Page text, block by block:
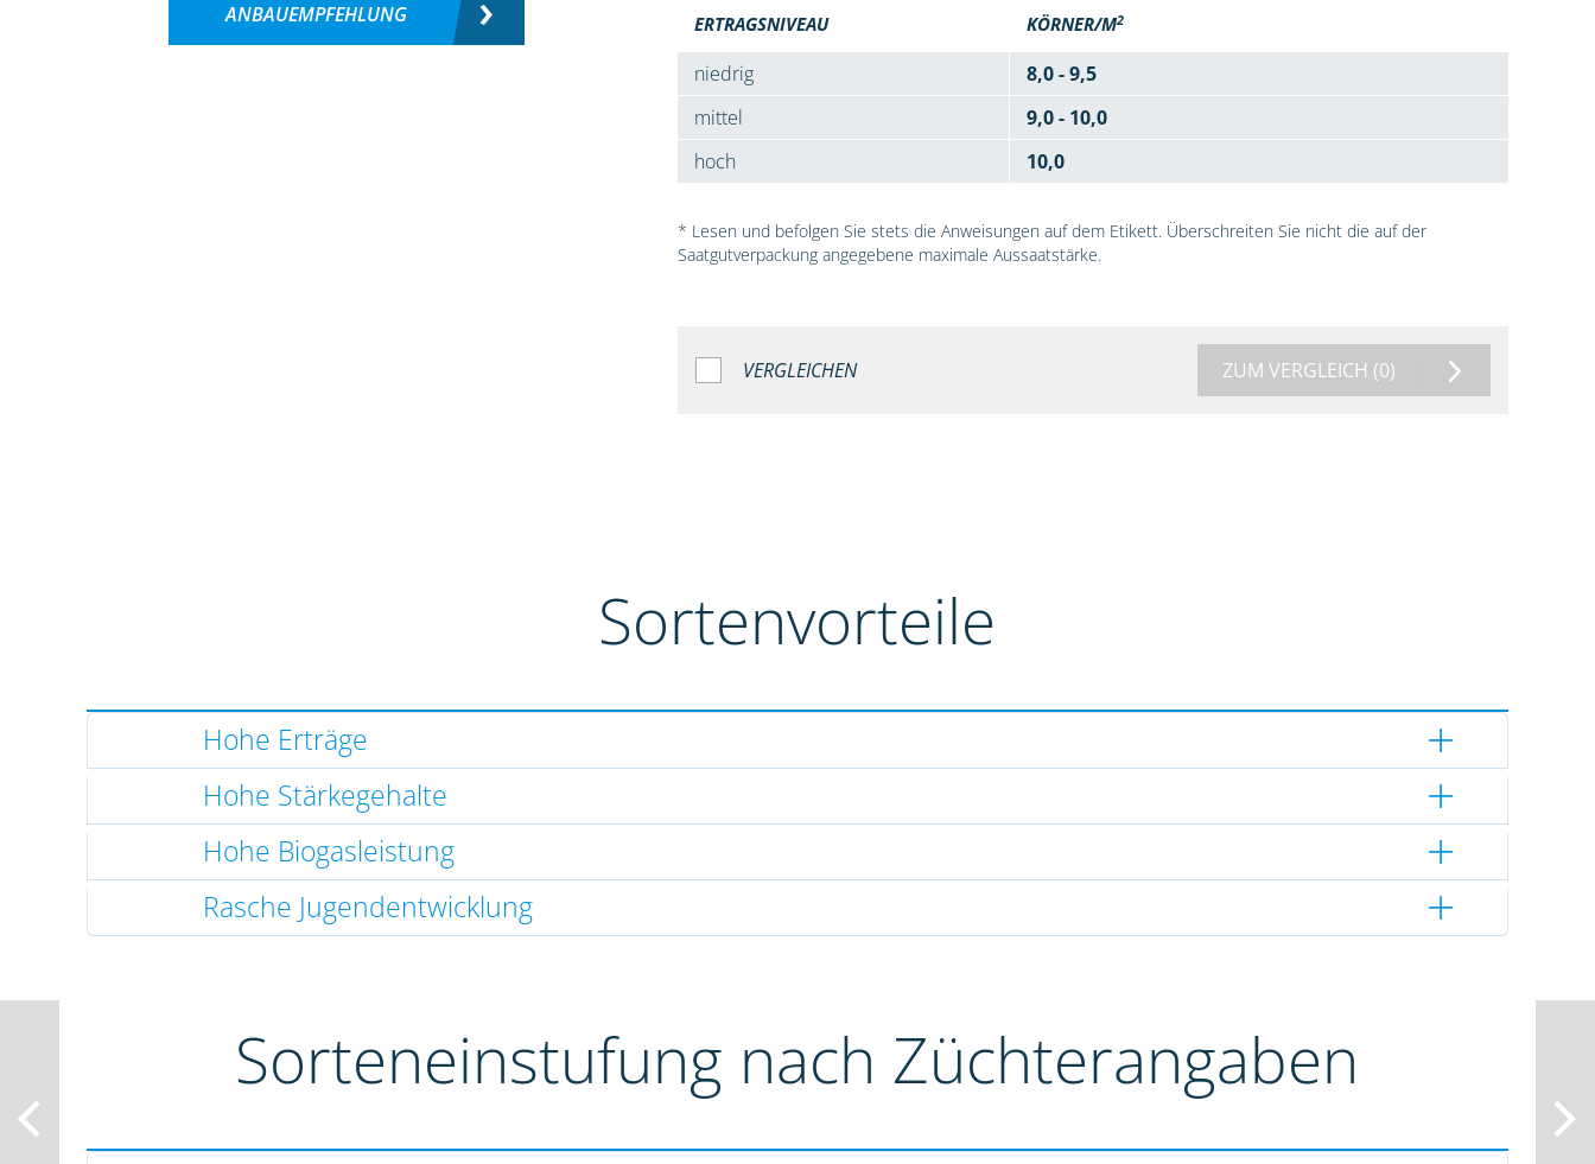
ANBAUEMPFEHLUNG ERTRAGSNIVEAU KÖRNER/M2
niedrig
8,0 - 9,5
mittel
9,0 - 10,0
hoch
10,0
* Lesen und befolgen Sie stets die Anweisungen auf dem Etikett. Überschreiten Sie nicht die auf der
Saatgutverpackung angegebene maximale Aussaatstärke.
VERGLEICHEN ZUM VERGLEICH (0)
Sortenvorteile
Hohe Erträge
Hohe Stärkegehalte
Hohe Biogasleistung
Rasche Jugendentwicklung
Sorteneinstufung nach Züchterangaben